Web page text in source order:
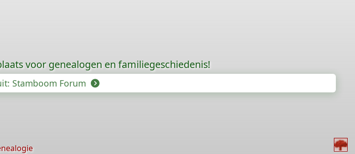
voor genealogen en familiegeschiedenis!
Stamboom Forum